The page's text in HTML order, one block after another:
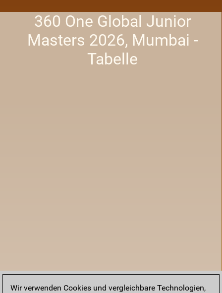
360 One Global Junior
Masters 2026, Mumbai -
Tabelle
Wir verwenden Cookies und vergleichbare Technologien,